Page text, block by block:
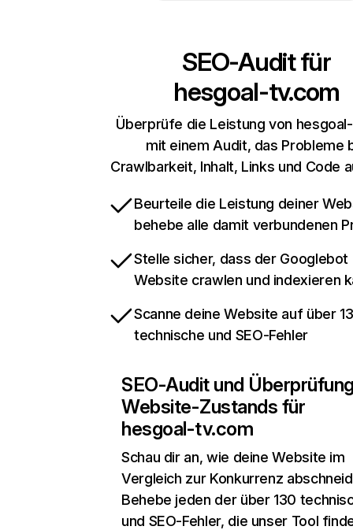
SEO-Audit für
hesgoal-tv.com
Überprüfe die Leistung von
mit einem Audit, das Probleme
Crawlbarkeit, Inhalt, Links und Code
Beurteile die Leistung deiner
behebe alle damit verbundenen
Stelle sicher, dass der Googlebot
Website crawlen und indexieren
Scanne deine Website auf über
technische und SEO-Fehler
SEO-Audit und
Website-Zustands für
hesgoal-tv.com
Schau dir an, wie deine Website im
Vergleich zur Konkurrenz
Behebe jeden der über 130
und SEO-Fehler, die unser Tool